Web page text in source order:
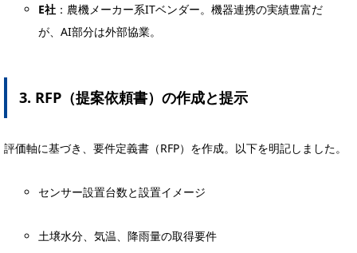
E社 ：農機メーカー系ITベンダー。機器連携の実績豊富だ
が、AI部分は外部協業。
3. RFP（提案依頼書）の作成と提示
評価軸に基づき、要件定義書（RFP）を作成。以下を明記しました。
センサー設置台数と設置イメージ
土壌水分、気温、降雨量の取得要件